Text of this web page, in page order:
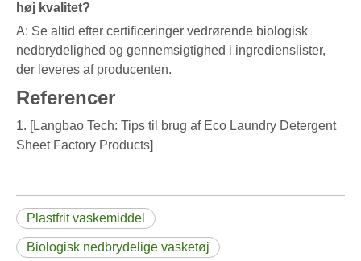
høj kvalitet?
A: Se altid efter certificeringer vedrørende biologisk
nedbrydelighed og gennemsigtighed i ingredienslister,
der leveres af producenten.
Referencer
1. [Langbao Tech: Tips til brug af Eco Laundry Detergent
Sheet Factory Products]
Plastfrit vaskemiddel
Biologisk nedbrydelige vasketøj